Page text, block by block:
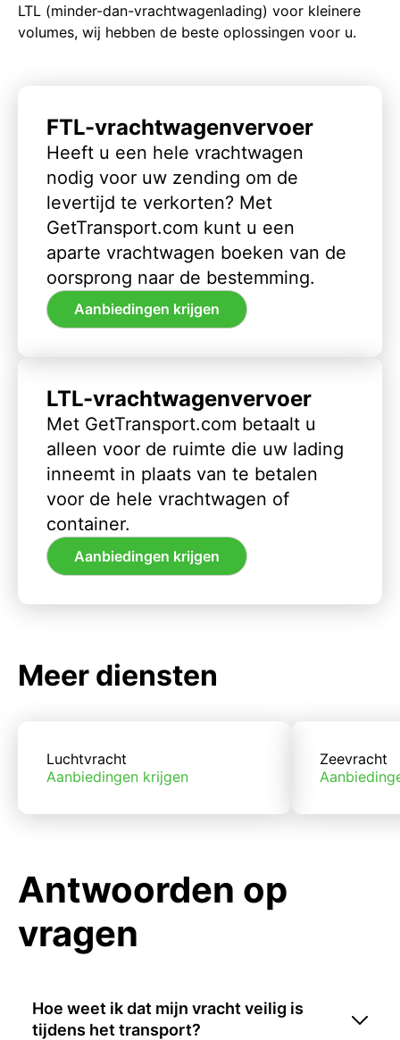
LTL (minder-dan-vrachtwagenlading) voor kleinere
volumes, wij hebben de beste oplossingen voor u.
FTL-vrachtwagenvervoer
Heeft u een hele vrachtwagen
nodig voor uw zending om de
levertijd te verkorten? Met
GetTransport.com kunt u een
aparte vrachtwagen boeken van de
oorsprong naar de bestemming.
Aanbiedingen krijgen
LTL-vrachtwagenvervoer
Met GetTransport.com betaalt u
alleen voor de ruimte die uw lading
inneemt in plaats van te betalen
voor de hele vrachtwagen of
container.
Aanbiedingen krijgen
Meer diensten
Luchtvracht
Aanbiedingen krijgen
Zeevracht
Antwoorden op
vragen
Hoe weet ik dat mijn vracht veilig is
tijdens het transport?